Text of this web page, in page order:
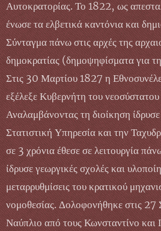
Αυτοκρατορίας. Το 1822, ως
ένωσε τα ελβετικά καντόνια και
Σύνταγμα πάνω στις αρχές της
δημοκρατίας (δημοψηφίσματα για
Στις 30 Μαρτίου 1827 η
εξέλεξε Κυβερνήτη του
Αναλαμβάνοντας τη διοίκηση
Στατιστική Υπηρεσία και την
σε 3 χρόνια έθεσε σε λειτουργία
ίδρυσε γεωργικές σχολές και
μεταρρυθμίσεις του κρατικού
νομοθεσίας. Δολοφονήθηκε στις 27
Ναύπλιο από τους Κωνσταντίνο